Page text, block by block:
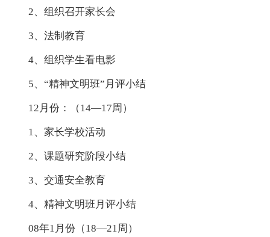
2、组织召开家长会
3、法制教育
4、组织学生看电影
5、“精神文明班”月评小结
12月份：（14—17周）
1、家长学校活动
2、课题研究阶段小结
3、交通安全教育
4、精神文明班月评小结
08年1月份（18—21周）